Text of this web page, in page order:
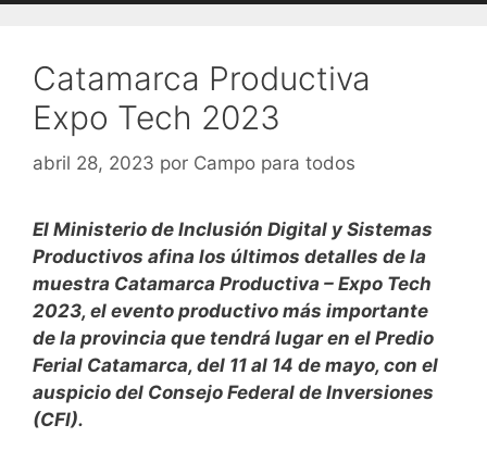
Catamarca Productiva
Expo Tech 2023
abril 28, 2023 por Campo para todos
El Ministerio de Inclusión Digital y Sistemas
Productivos afina los últimos detalles de la
muestra Catamarca Productiva – Expo Tech
2023, el evento productivo más importante
de la provincia que tendrá lugar en el Predio
Ferial Catamarca, del 11 al 14 de mayo, con el
auspicio del Consejo Federal de Inversiones
(CFI).